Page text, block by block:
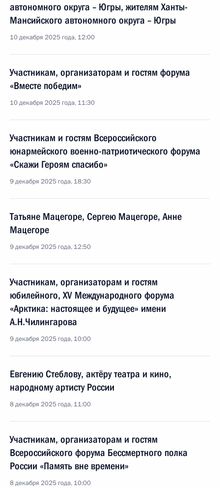
автономного округа – Югры, жителям Ханты-
Мансийского автономного округа – Югры
10 декабря 2025 года, 12:00
Участникам, организаторам и гостям форума
«Вместе победим»
10 декабря 2025 года, 11:30
Участникам и гостям Всероссийского
юнармейского военно-патриотического форума
«Скажи Героям спасибо»
9 декабря 2025 года, 18:30
Татьяне Мацегоре, Сергею Мацегоре, Анне
Мацегоре
9 декабря 2025 года, 12:50
Участникам, организаторам и гостям
юбилейного, XV Международного форума
«Арктика: настоящее и будущее» имени
А.Н.Чилингарова
9 декабря 2025 года, 10:00
Евгению Стеблову, актёру театра и кино,
народному артисту России
8 декабря 2025 года, 11:00
Участникам, организаторам и гостям
Всероссийского форума Бессмертного полка
России «Память вне времени»
8 декабря 2025 года, 10:00